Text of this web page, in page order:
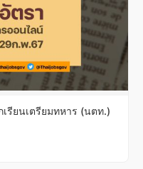
รียนเตรียมทหาร (นตท.)